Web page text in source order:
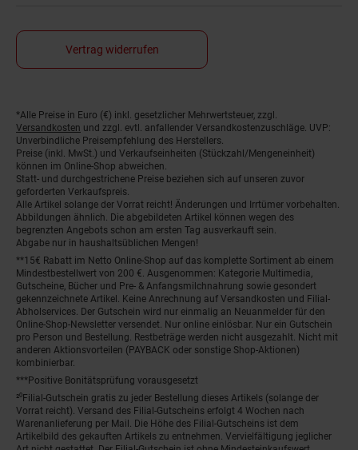
Vertrag widerrufen
Fußnoten
*Alle Preise in Euro (€) inkl. gesetzlicher Mehrwertsteuer, zzgl.
Versandkosten und zzgl. evtl. anfallender Versandkostenzuschläge. UVP:
Unverbindliche Preisempfehlung des Herstellers.
Preise (inkl. MwSt.) und Verkaufseinheiten (Stückzahl/Mengeneinheit)
können im Online-Shop abweichen.
Statt- und durchgestrichene Preise beziehen sich auf unseren zuvor
geforderten Verkaufspreis.
Alle Artikel solange der Vorrat reicht! Änderungen und Irrtümer vorbehalten.
Abbildungen ähnlich. Die abgebildeten Artikel können wegen des
begrenzten Angebots schon am ersten Tag ausverkauft sein.
Abgabe nur in haushaltsüblichen Mengen!
**15€ Rabatt im Netto Online-Shop auf das komplette Sortiment ab einem
Mindestbestellwert von 200 €. Ausgenommen: Kategorie Multimedia,
Gutscheine, Bücher und Pre- & Anfangsmilchnahrung sowie gesondert
gekennzeichnete Artikel. Keine Anrechnung auf Versandkosten und Filial-
Abholservices. Der Gutschein wird nur einmalig an Neuanmelder für den
Online-Shop-Newsletter versendet. Nur online einlösbar. Nur ein Gutschein
pro Person und Bestellung. Restbeträge werden nicht ausgezahlt. Nicht mit
anderen Aktionsvorteilen (PAYBACK oder sonstige Shop-Aktionen)
kombinierbar.
***Positive Bonitätsprüfung vorausgesetzt
²⁰Filial-Gutschein gratis zu jeder Bestellung dieses Artikels (solange der
Vorrat reicht). Versand des Filial-Gutscheins erfolgt 4 Wochen nach
Warenanlieferung per Mail. Die Höhe des Filial-Gutscheins ist dem
Artikelbild des gekauften Artikels zu entnehmen. Vervielfältigung jeglicher